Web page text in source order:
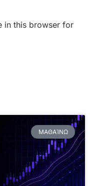
in this browser for
ΜΑΘΑΊΝΩ